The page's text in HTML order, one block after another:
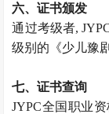
六、证书颁发
通过考级者,
级别的《少儿豫
七、证书查询
JYPC全国职业